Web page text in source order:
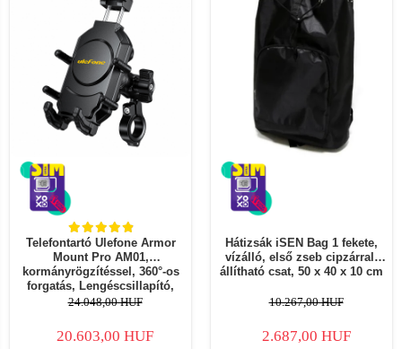
Telefontartó Ulefone Armor
Mount Pro AM01,
kormányrögzítéssel, 360°-os
forgatás, Lengéscsillapító,
Teleszkópos rúd, Lopásgátló,
24.048,00 HUF
20.603,00 HUF
Hátizsák iSEN Bag 1 fekete,
vízálló, első zseb cipzárral,
állítható csat, 50 x 40 x 10 cm
10.267,00 HUF
2.687,00 HUF